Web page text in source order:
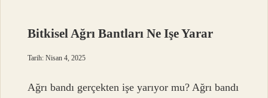
Bitkisel Ağrı Bantları Ne Işe Yarar
Tarih: Nisan 4, 2025
Ağrı bandı gerçekten işe yarıyor mu? Ağrı bandı